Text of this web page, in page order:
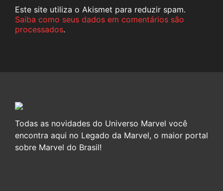
Este site utiliza o Akismet para reduzir spam.
Saiba como seus dados em comentários são
processados.
Todas as novidades do Universo Marvel você
encontra aqui no Legado da Marvel, o maior portal
sobre Marvel do Brasil!